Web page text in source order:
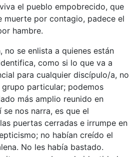
el pueblo empobrecido, que
muerte por contagio, padece el
hambre.
no se enlista a quienes están
como si lo que va a
para cualquier discípulo/a, no
particular; podemos
más amplio reunido en
nos narra, es que el
puertas cerradas e irrumpe en
no habían creído el
No les había bastado.